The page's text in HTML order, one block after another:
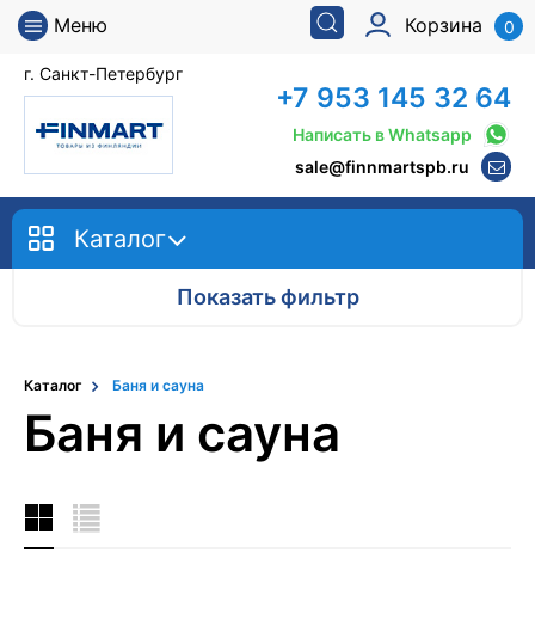
Меню
г. Санкт-Петербург
Корзина 0
+7 953 145 32 64
Написать в Whatsapp
sale@finnmartspb.ru
Каталог
Показать фильтр
Каталог Баня и сауна
Баня и сауна